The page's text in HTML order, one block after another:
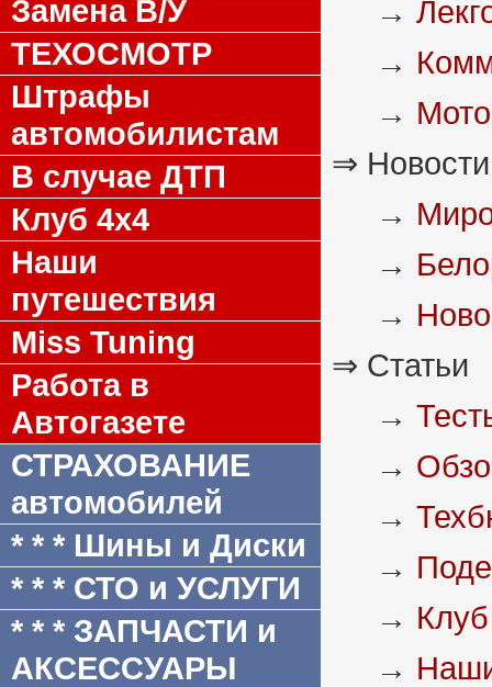
Замена В/У
ТЕХОСМОТР
Штрафы
автомобилистам
В случае ДТП
Клуб 4x4
Наши
путешествия
Miss Tuning
Работа в
Автогазете
СТРАХОВАНИЕ
автомобилей
* * * Шины и Диски
* * * СТО и УСЛУГИ
* * * ЗАПЧАСТИ и
АКСЕССУАРЫ
→
→
→
⇒ Новости
→
→
→
⇒ Статьи
→
→
→
→
→
→